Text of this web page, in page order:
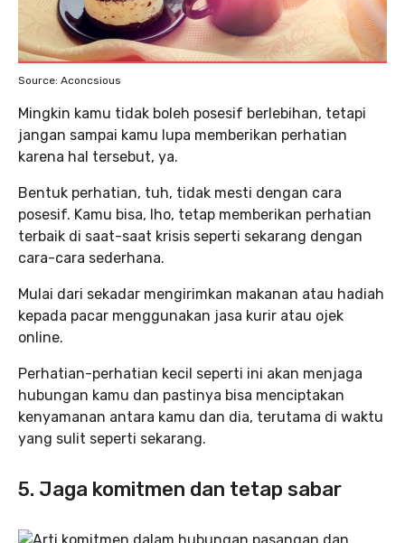
Source: Aconcsious
Mingkin kamu tidak boleh posesif berlebihan, tetapi
jangan sampai kamu lupa memberikan perhatian
karena hal tersebut, ya.
Bentuk perhatian, tuh, tidak mesti dengan cara
posesif. Kamu bisa, lho, tetap memberikan perhatian
terbaik di saat-saat krisis seperti sekarang dengan
cara-cara sederhana.
Mulai dari sekadar mengirimkan makanan atau hadiah
kepada pacar menggunakan jasa kurir atau ojek
online.
Perhatian-perhatian kecil seperti ini akan menjaga
hubungan kamu dan pastinya bisa menciptakan
kenyamanan antara kamu dan dia, terutama di waktu
yang sulit seperti sekarang.
5. Jaga komitmen dan tetap sabar